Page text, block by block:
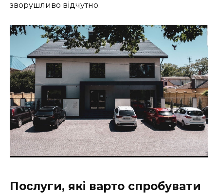
зворушливо відчутно.
Послуги, які варто спробувати